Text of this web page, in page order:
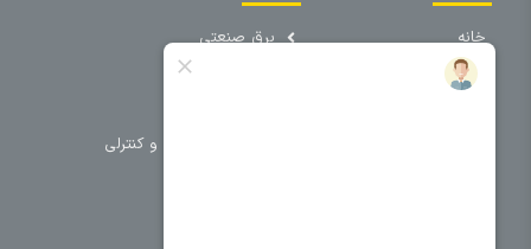
خانه
درباره ما
برق صنعتی
تجهیزات حفاظتی و کنترلی